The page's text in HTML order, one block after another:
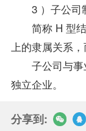
3 ）子公司制
简称 H 型结
上的隶属关系
子公司与事
独立企业。
分享到: